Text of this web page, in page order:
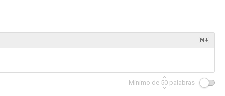
Mínimo de 50 palabras